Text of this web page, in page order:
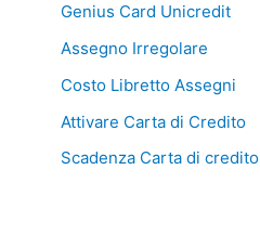
Genius Card Unicredit
Assegno Irregolare
Costo Libretto Assegni
Attivare Carta di Credito
Scadenza Carta di credito